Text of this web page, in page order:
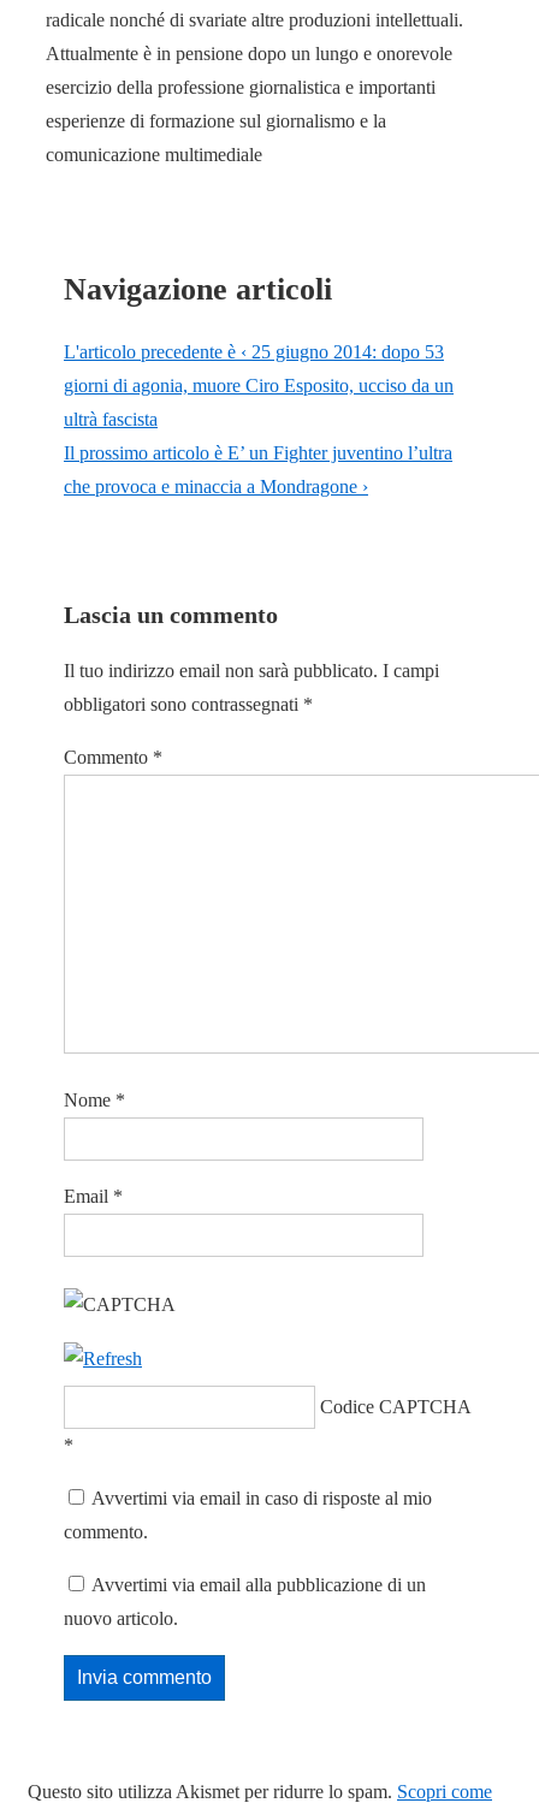
radicale nonché di svariate altre produzioni intellettuali.
Attualmente è in pensione dopo un lungo e onorevole
esercizio della professione giornalistica e importanti
esperienze di formazione sul giornalismo e la
comunicazione multimediale
Navigazione articoli
L'articolo precedente è ‹ 25 giugno 2014: dopo 53
giorni di agonia, muore Ciro Esposito, ucciso da un
ultrà fascista
Il prossimo articolo è E’ un Fighter juventino l’ultra
che provoca e minaccia a Mondragone ›
Lascia un commento
Il tuo indirizzo email non sarà pubblicato. I campi
obbligatori sono contrassegnati *
Commento *
Nome *
Email *
Codice CAPTCHA
*
Avvertimi via email in caso di risposte al mio
commento.
Avvertimi via email alla pubblicazione di un
nuovo articolo.
Questo sito utilizza Akismet per ridurre lo spam. Scopri come